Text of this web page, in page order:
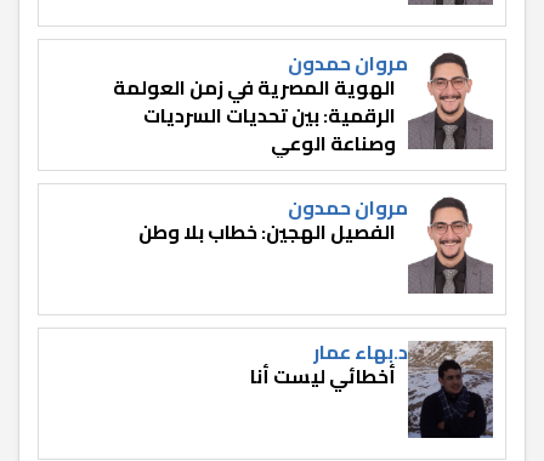
مروان حمدون
الهوية المصرية في زمن العولمة
الرقمية: بين تحديات السرديات
وصناعة الوعي
مروان حمدون
الفصيل الهجين: خطاب بلا وطن
د.بهاء عمار
أخطائي ليست أنا